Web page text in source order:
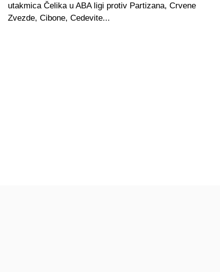
utakmica Čelika u ABA ligi protiv Partizana, Crvene
Zvezde, Cibone, Cedevite...